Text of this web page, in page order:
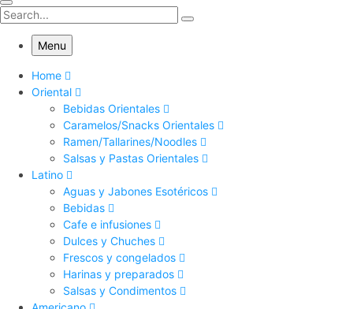
Menu
Home
Oriental
Bebidas Orientales
Caramelos/Snacks Orientales
Ramen/Tallarines/Noodles
Salsas y Pastas Orientales
Latino
Aguas y Jabones Esotéricos
Bebidas
Cafe e infusiones
Dulces y Chuches
Frescos y congelados
Harinas y preparados
Salsas y Condimentos